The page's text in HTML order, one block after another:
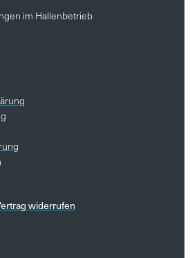
im Hallenbetrieb
widerrufen